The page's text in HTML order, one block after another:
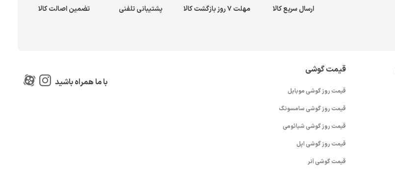
ارسال سریع کالا مهلت ۷ روز بازگشت کالا پشتیبانی تلفنی تضمین اصالت کالا
قیمت گوشی
قیمت روز گوشی موبایل
قیمت روز گوشی سامسونگ
قیمت روز گوشی شیائومی
قیمت روز گوشی اپل
قیمت گوشی آنر
با ما همراه باشید